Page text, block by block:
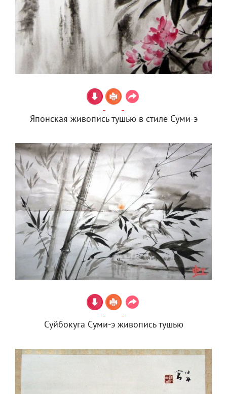
Японская живопись тушью в стиле Суми-э
Суйбокуга Суми-э живопись тушью